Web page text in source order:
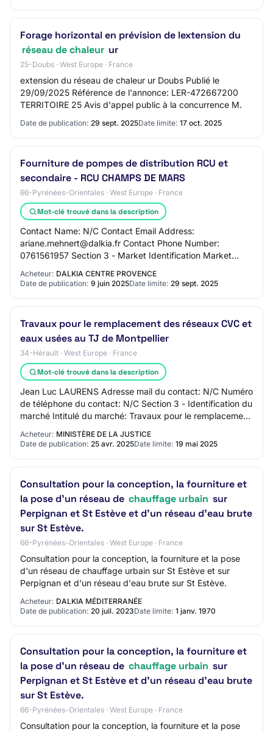
Forage horizontal en prévision de lextension du
réseau de chaleur ur
25-Doubs · West Europe · France
extension du réseau de chaleur ur Doubs Publié le
29/09/2025 Référence de l'annonce: LER-472667200
TERRITOIRE 25 Avis d'appel public à la concurrence M.
Date de publication: 29 sept. 2025Date limite: 17 oct. 2025
Fourniture de pompes de distribution RCU et
secondaire - RCU CHAMPS DE MARS
66-Pyrénées-Orientales · West Europe · France
Mot-clé trouvé dans la description
Contact Name: N/C Contact Email Address:
ariane.mehnert@dalkia.fr Contact Phone Number:
0761561957 Section 3 - Market Identification Market
secondai…
Acheteur: DALKIA CENTRE PROVENCE
Date de publication: 9 juin 2025Date limite: 29 sept. 2025
Travaux pour le remplacement des réseaux CVC et
eaux usées au TJ de Montpellier
34-Hérault · West Europe · France
Mot-clé trouvé dans la description
Jean Luc LAURENS Adresse mail du contact: N/C Numéro
de téléphone du contact: N/C Section 3 - Identification du
marché Intitulé du marché: Travaux pour le remplacement
des réseaux CVC et eaux usées a…
Acheteur: MINISTÈRE DE LA JUSTICE
Date de publication: 25 avr. 2025Date limite: 19 mai 2025
Consultation pour la conception, la fourniture et
la pose d'un réseau de chauffage urbain sur
Perpignan et St Estève et d'un réseau d'eau brute
sur St Estève.
66-Pyrénées-Orientales · West Europe · France
Consultation pour la conception, la fourniture et la pose
d'un réseau de chauffage urbain sur St Estève et sur
Perpignan et d'un réseau d'eau brute sur St Estève.
Acheteur: DALKIA MÉDITERRANÉE
Date de publication: 20 juil. 2023Date limite: 1 janv. 1970
Consultation pour la conception, la fourniture et
la pose d'un réseau de chauffage urbain sur
Perpignan et St Estève et d'un réseau d'eau brute
sur St Estève.
66-Pyrénées-Orientales · West Europe · France
Consultation pour la conception, la fourniture et la pose